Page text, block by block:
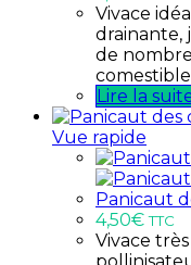
Vivace
drainante,
de
Lire la
Vue rapide
Panicaut
4,50€ TTC
Vivace